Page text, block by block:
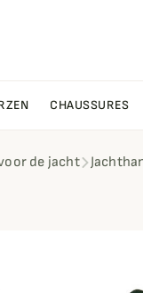
CHAUSSURES
de jacht